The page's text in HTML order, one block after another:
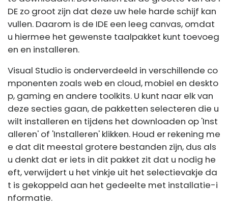
DE zo groot zijn dat deze uw hele harde schijf kan
vullen. Daarom is de IDE een leeg canvas, omdat
u hiermee het gewenste taalpakket kunt toevoeg
en en installeren.
Visual Studio is onderverdeeld in verschillende co
mponenten zoals web en cloud, mobiel en deskto
p, gaming en andere toolkits. U kunt naar elk van
deze secties gaan, de pakketten selecteren die u
wilt installeren en tijdens het downloaden op 'Inst
alleren' of 'Installeren' klikken. Houd er rekening me
e dat dit meestal grotere bestanden zijn, dus als
u denkt dat er iets in dit pakket zit dat u nodig he
eft, verwijdert u het vinkje uit het selectievakje da
t is gekoppeld aan het gedeelte met installatie-i
nformatie.